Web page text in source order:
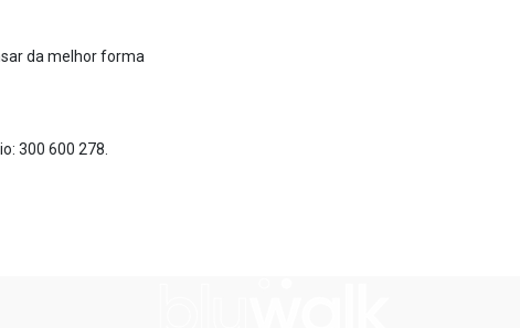
da melhor forma
300 600 278.